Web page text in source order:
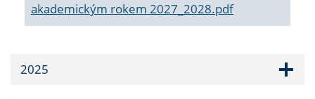
akademickým rokem 2027_2028.pdf
2025